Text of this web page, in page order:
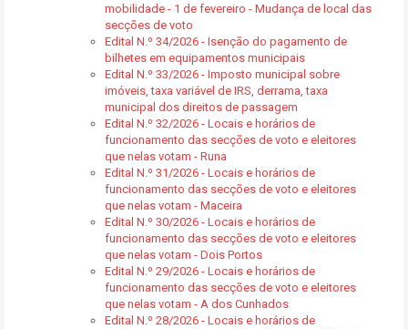
mobilidade - 1 de fevereiro - Mudança de local das
secções de voto
Edital N.º 34/2026 - Isenção do pagamento de
bilhetes em equipamentos municipais
Edital N.º 33/2026 - Imposto municipal sobre
imóveis, taxa variável de IRS, derrama, taxa
municipal dos direitos de passagem
Edital N.º 32/2026 - Locais e horários de
funcionamento das secções de voto e eleitores
que nelas votam - Runa
Edital N.º 31/2026 - Locais e horários de
funcionamento das secções de voto e eleitores
que nelas votam - Maceira
Edital N.º 30/2026 - Locais e horários de
funcionamento das secções de voto e eleitores
que nelas votam - Dois Portos
Edital N.º 29/2026 - Locais e horários de
funcionamento das secções de voto e eleitores
que nelas votam - A dos Cunhados
Edital N.º 28/2026 - Locais e horários de